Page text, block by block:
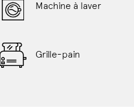
Machine à laver
Grille-pain